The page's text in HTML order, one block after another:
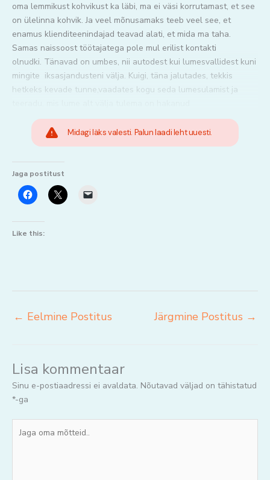
oma lemmikust kohvikust ka läbi, ma ei väsi korrutamast, et see
on ülelinna kohvik. Ja veel mõnusamaks teeb veel see, et
enamus klienditeenindajad teavad alati, et mida ma taha.
Samas naissoost töötajatega pole mul erilist kontakti
olnudki. Tänavad on umbes, nii autodest kui lumesvallidest kuni
mingite iksasjandusteni välja. Kuigi, täna jalutades, tekkis
hetkeks kevade tunne,vaadates kogu seda lumesulamist ja
Midagi läks valesti. Palun laadi leht uuesti.
Jaga postitust
Like this:
← Eelmine Postitus Järgmine Postitus →
Lisa kommentaar
Sinu e-postiaadressi ei avaldata. Nõutavad väljad on tähistatud
*-ga
oma